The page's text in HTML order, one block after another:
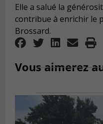
Elle a salué la
contribue à enrichir le
Brossard.
Vous aimerez